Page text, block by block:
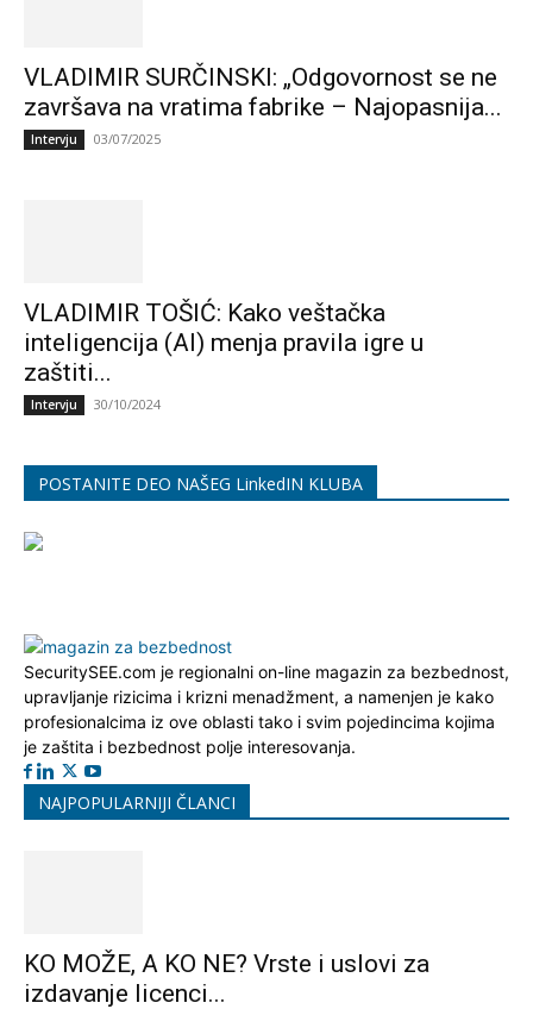
VLADIMIR SURČINSKI: „Odgovornost se ne
završava na vratima fabrike – Najopasnija...
Intervju 03/07/2025
VLADIMIR TOŠIĆ: Kako veštačka
inteligencija (AI) menja pravila igre u
zaštiti...
Intervju 30/10/2024
POSTANITE DEO NAŠEG LinkedIN KLUBA
SecuritySEE.com je regionalni on-line magazin za bezbednost,
upravljanje rizicima i krizni menadžment, a namenjen je kako
profesionalcima iz ove oblasti tako i svim pojedincima kojima
je zaštita i bezbednost polje interesovanja.
NAJPOPULARNIJI ČLANCI
KO MOŽE, A KO NE? Vrste i uslovi za
izdavanje licenci...